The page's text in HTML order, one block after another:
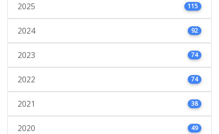
2025 115
2024 92
2023 74
2022 74
2021 38
2020 49